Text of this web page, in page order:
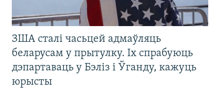
ЗША сталі часьцей адмаўляць
беларусам у прытулку. Іх спрабуюць
дэпартаваць у Бэліз і Ўганду, кажуць
юрысты